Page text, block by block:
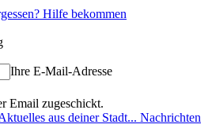
Hilfe bekommen
Ihre E-Mail-Adresse
Email zugeschickt.
Nachrichten